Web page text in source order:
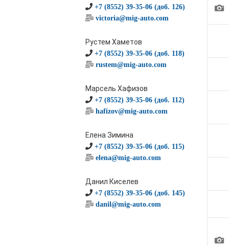
+7 (8552) 39-35-06 (доб. 126)
victoria@mig-auto.com
Рустем Хаметов
+7 (8552) 39-35-06 (доб. 118)
rustem@mig-auto.com
Марсель Хафизов
+7 (8552) 39-35-06 (доб. 112)
hafizov@mig-auto.com
Елена Зимина
+7 (8552) 39-35-06 (доб. 115)
elena@mig-auto.com
Данил Киселев
+7 (8552) 39-35-06 (доб. 145)
danil@mig-auto.com
1
1